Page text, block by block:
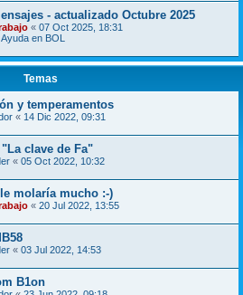
- actualizado Octubre 2025
« 07 Oct 2025, 18:31
en BOL
Temas
y temperamentos
« 14 Dic 2022, 09:31
clave de Fa"
« 05 Oct 2022, 10:32
molaría mucho :-)
« 20 Jul 2022, 13:55
« 03 Jul 2022, 14:53
B1on